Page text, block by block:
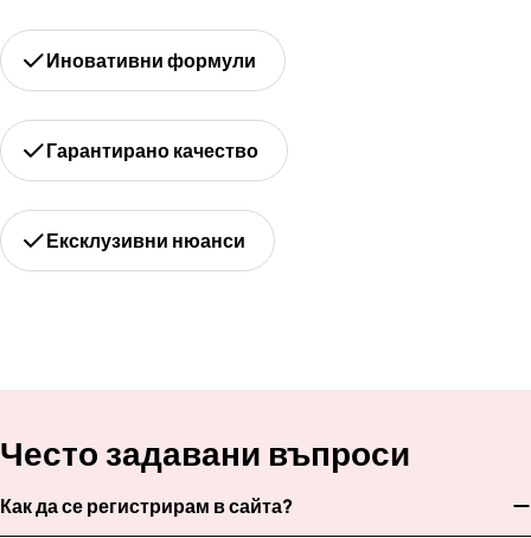
Иновативни формули
Гарантирано качество
Ексклузивни нюанси
Често задавани въпроси
Как да се регистрирам в сайта?